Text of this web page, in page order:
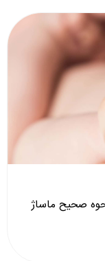
صحیح ماساژ